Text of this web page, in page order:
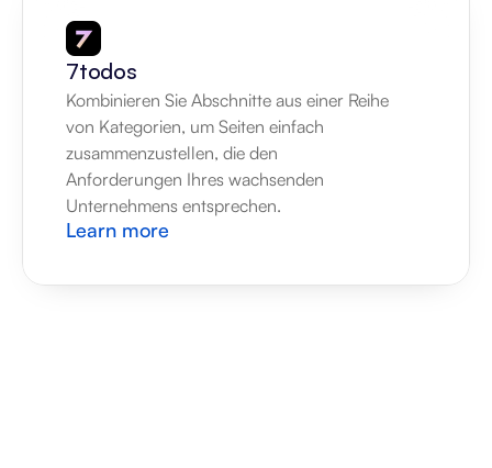
7todos
Kombinieren Sie Abschnitte aus einer Reihe
von Kategorien, um Seiten einfach
zusammenzustellen, die den
Anforderungen Ihres wachsenden
Unternehmens entsprechen.
Learn more